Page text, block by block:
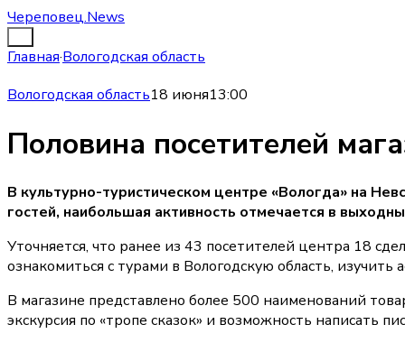
Череповец.News
Главная·Вологодская область
Вологодская область18 июня13:00
Половина посетителей
В культурно-туристическом центре «Вологда» на
гостей, наибольшая активность отмечается в
Уточняется, что ранее из 43 посетителей центра 18
ознакомиться с турами в Вологодскую область,
В магазине представлено более 500 наименований
экскурсия по «тропе сказок» и возможность написать